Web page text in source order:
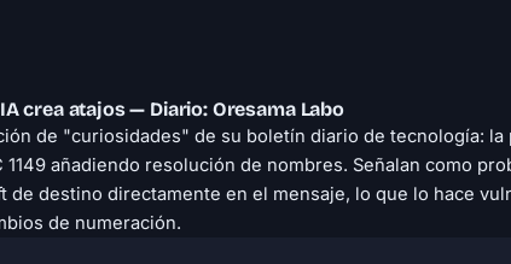
crea atajos — Diario: Oresama Labo
de "curiosidades" de su boletín diario de tecnología:
1149 añadiendo resolución de nombres. Señalan como
de destino directamente en el mensaje, lo que lo hace
de numeración.